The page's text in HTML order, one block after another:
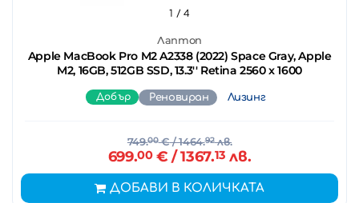
Лаптоп
Apple MacBook Pro M2 A2338 (2022) Space Gray, Apple
M2, 16GB, 512GB SSD, 13.3'' Retina 2560 x 1600
1 / 4
Добър Реновиран Лизинг
749.00€/ 1464.92лв.
699.00€ / 1367.13 лв.
ДОБАВИ В КОЛИЧКАТА